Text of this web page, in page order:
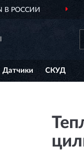
Датчики СКУД